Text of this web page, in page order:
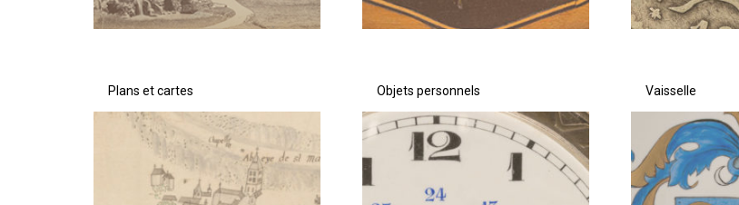
Plans et cartes Objets personnels Vaisselle